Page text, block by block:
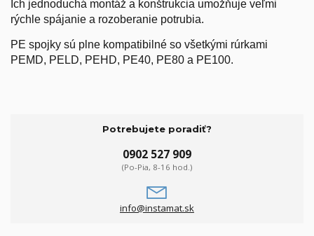
Ich jednoduchá montáž a konštrukcia umožňuje veľmi
rýchle spájanie a rozoberanie potrubia.
PE spojky sú plne kompatibilné so všetkými rúrkami
PEMD, PELD, PEHD, PE40, PE80 a PE100.
Potrebujete poradiť?
0902 527 909
(Po-Pia, 8-16 hod.)
info@instamat.sk